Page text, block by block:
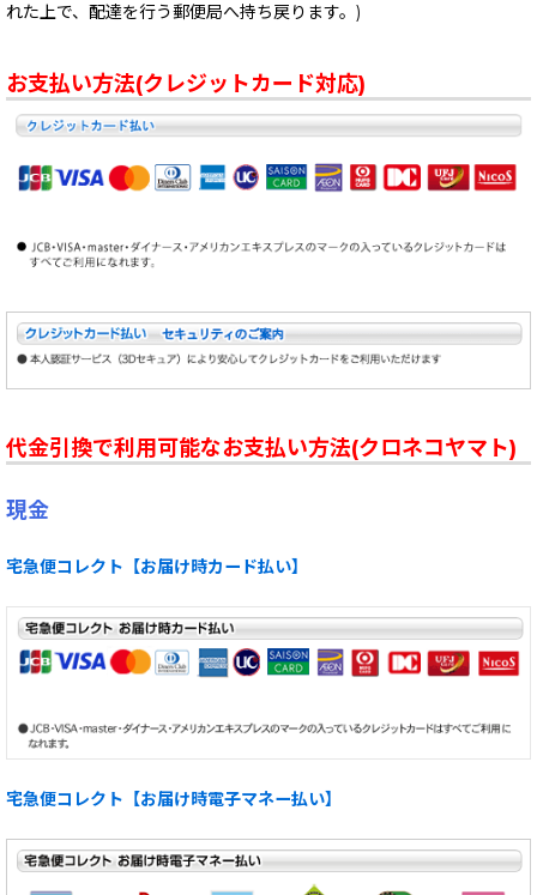
れた上で、配達を行う郵便局へ持ち戻ります。)
お支払い方法(クレジットカード対応)
代金引換で利用可能なお支払い方法(クロネコヤマト)
現金
宅急便コレクト【お届け時カード払い】
宅急便コレクト【お届け時電子マネー払い】